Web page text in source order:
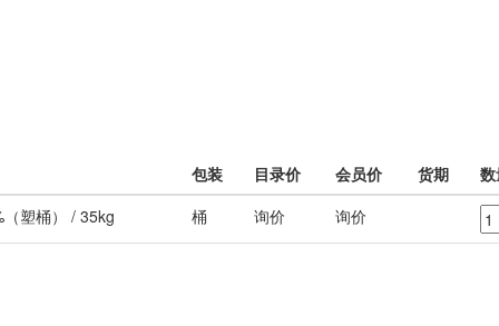
包装 目录价 会员价 货期
塑桶） / 35kg
桶 询价 询价